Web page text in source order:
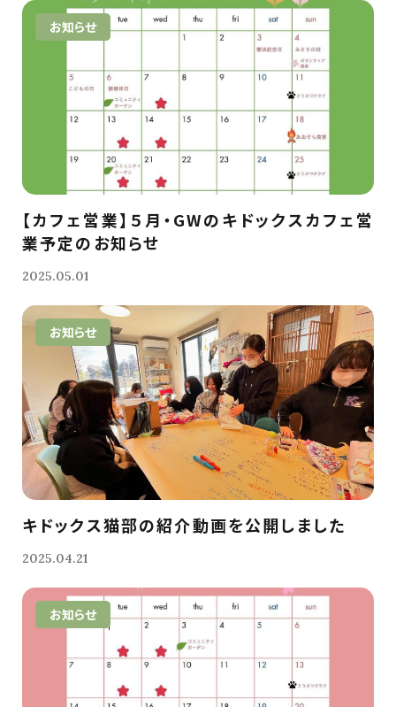
お知らせ
【カフェ営業】５月・GWのキドックスカフェ営
業予定のお知らせ
2025.05.01
お知らせ
キドックス猫部の紹介動画を公開しました
2025.04.21
お知らせ